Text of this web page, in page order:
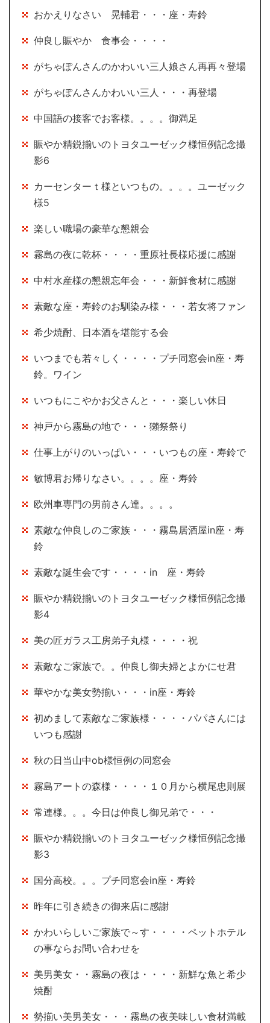
おかえりなさい 晃輔君・・・座・寿鈴
仲良し賑やか 食事会・・・・
がちゃぽんさんのかわいい三人娘さん再再々登場
がちゃぽんさんかわいい三人・・・再登場
中国語の接客でお客様。。。。御満足
賑やか精鋭揃いのトヨタユーゼック様恒例記念撮
影6
カーセンターｔ様といつもの。。。。ユーゼック
様5
楽しい職場の豪華な懇親会
霧島の夜に乾杯・・・・重原社長様応援に感謝
中村水産様の懇親忘年会・・・新鮮食材に感謝
素敵な座・寿鈴のお馴染み様・・・若女将ファン
希少焼酎、日本酒を堪能する会
いつまでも若々しく・・・・プチ同窓会in座・寿
鈴。ワイン
いつもにこやかお父さんと・・・楽しい休日
神戸から霧島の地で・・・獺祭祭り
仕事上がりのいっぱい・・・いつもの座・寿鈴で
敏博君お帰りなさい。。。。座・寿鈴
欧州車専門の男前さん達。。。。
素敵な仲良しのご家族・・・霧島居酒屋in座・寿
鈴
素敵な誕生会です・・・・in 座・寿鈴
賑やか精鋭揃いのトヨタユーゼック様恒例記念撮
影4
美の匠ガラス工房弟子丸様・・・・祝
素敵なご家族で。。仲良し御夫婦とよかにせ君
華やかな美女勢揃い・・・in座・寿鈴
初めまして素敵なご家族様・・・・パパさんには
いつも感謝
秋の日当山中ob様恒例の同窓会
霧島アートの森様・・・・１０月から横尾忠則展
常連様。。。今日は仲良し御兄弟で・・・
賑やか精鋭揃いのトヨタユーゼック様恒例記念撮
影3
国分高校。。。プチ同窓会in座・寿鈴
昨年に引き続きの御来店に感謝
かわいらしいご家族で～す・・・・ペットホテル
の事ならお問い合わせを
美男美女・・霧島の夜は・・・・新鮮な魚と希少
焼酎
勢揃い美男美女・・・霧島の夜美味しい食材満載